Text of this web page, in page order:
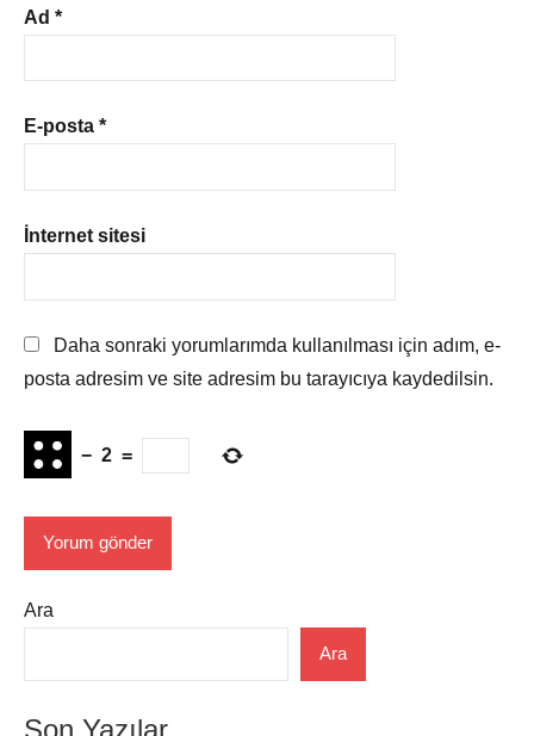
Ad *
E-posta *
İnternet sitesi
Daha sonraki yorumlarımda kullanılması için adım, e-
posta adresim ve site adresim bu tarayıcıya kaydedilsin.
− 2 =
Ara
Ara
Son Yazılar